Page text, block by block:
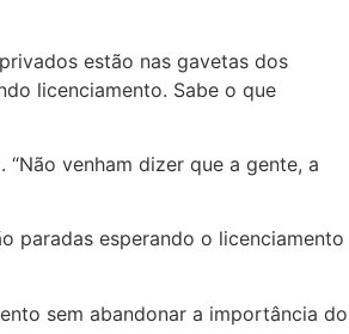
estão nas gavetas dos
licenciamento. Sabe o que
venham dizer que a gente, a
paradas esperando o licenciamento
sem abandonar a importância do